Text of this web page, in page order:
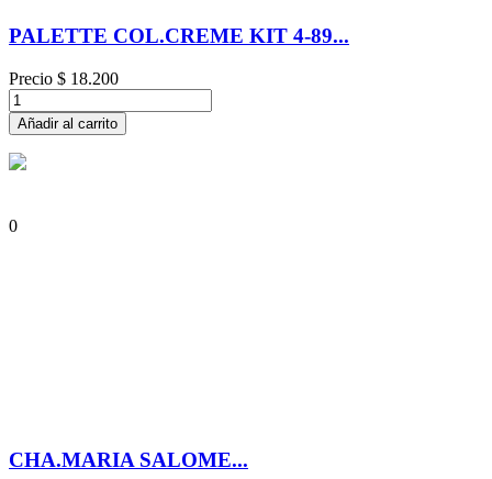
PALETTE COL.CREME KIT 4-89...
Precio $ 18.200
Añadir al carrito
0
CHA.MARIA SALOME...